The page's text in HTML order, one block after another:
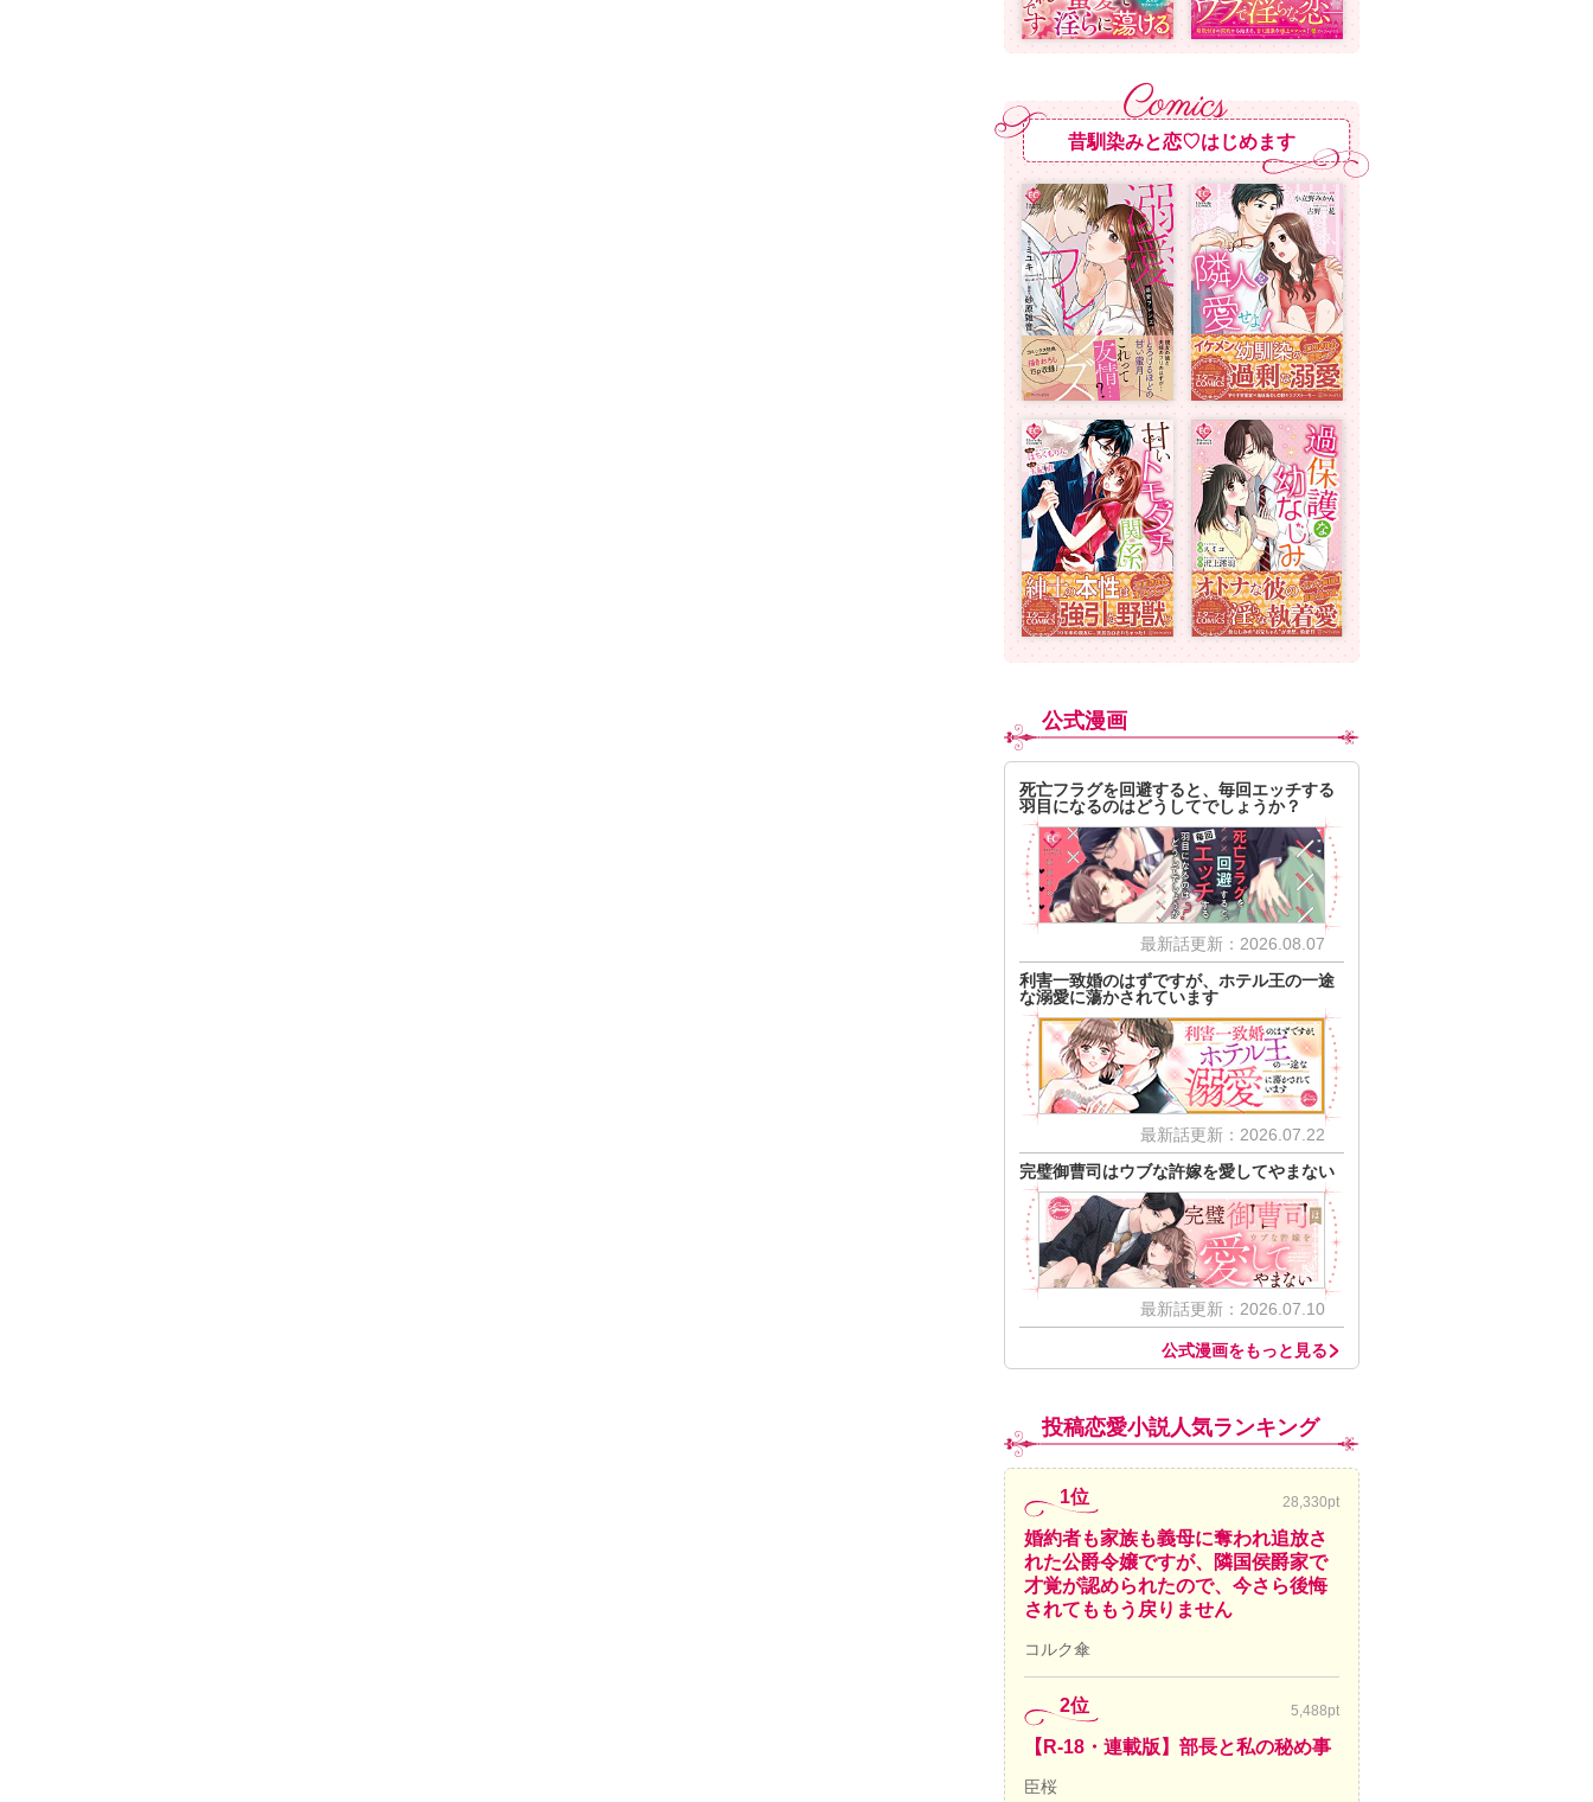
昔馴染みと恋♡はじめます
公式漫画
死亡フラグを回避すると、毎回エッチする
羽目になるのはどうしてでしょうか？
最新話更新：2026.08.07
利害一致婚のはずですが、ホテル王の一途
な溺愛に蕩かされています
最新話更新：2026.07.22
完璧御曹司はウブな許嫁を愛してやまない
最新話更新：2026.07.10
公式漫画をもっと見る
投稿恋愛小説人気ランキング
1位 28,330pt
婚約者も家族も義母に奪われ追放さ
れた公爵令嬢ですが、隣国侯爵家で
才覚が認められたので、今さら後悔
されてももう戻りません
コルク傘
2位 5,488pt
【R-18・連載版】部長と私の秘め事
臣桜